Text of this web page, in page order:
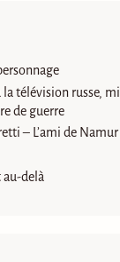
la télévision russe,
de guerre
– L’ami de Namur
au-delà